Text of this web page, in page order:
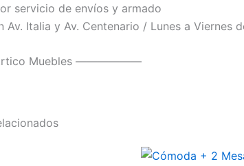
servicio de envíos y armado
Av. Italia y Av. Centenario / Lunes a Viernes
Muebles ——————